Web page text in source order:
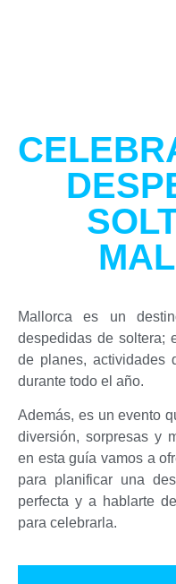
Mallorca es un
despedidas de soltera;
de planes, actividades
durante todo el año.
Además, es un evento
diversión, sorpresas y
en esta guía vamos a
para planificar una
perfecta y a hablarte
para celebrarla.